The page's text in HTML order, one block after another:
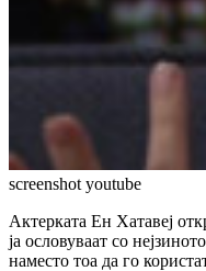
screenshot youtube
Актерката Ен Хатавеј
ја ословуваат со
наместо тоа да го